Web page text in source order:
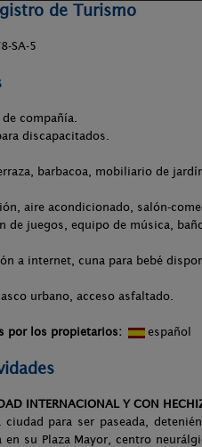
de Turismo
SA-5
compañía.
discapacitados.
barbacoa, mobiliario de
aire acondicionado, salón-
de juegos, equipo de música,
a internet, cuna para bebé
urbano, acceso asfaltado.
por los propietarios: español
INTERNACIONAL Y CON
ciudad para ser paseada,
en su Plaza Mayor, centro